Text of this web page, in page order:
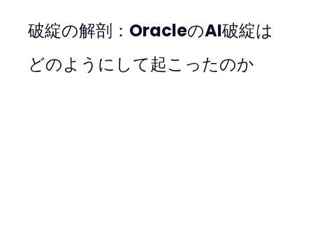
破綻の解剖：OracleのAI破綻は
どのようにして起こったのか